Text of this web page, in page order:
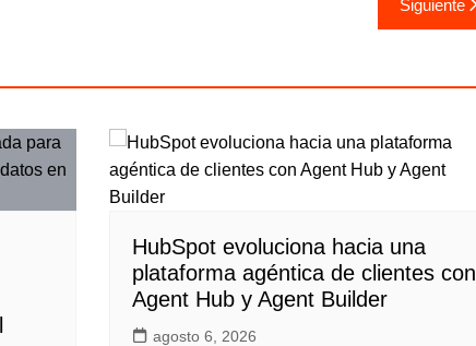
Siguiente
HubSpot evoluciona hacia una
plataforma agéntica de clientes con
Agent Hub y Agent Builder
agosto 6, 2026